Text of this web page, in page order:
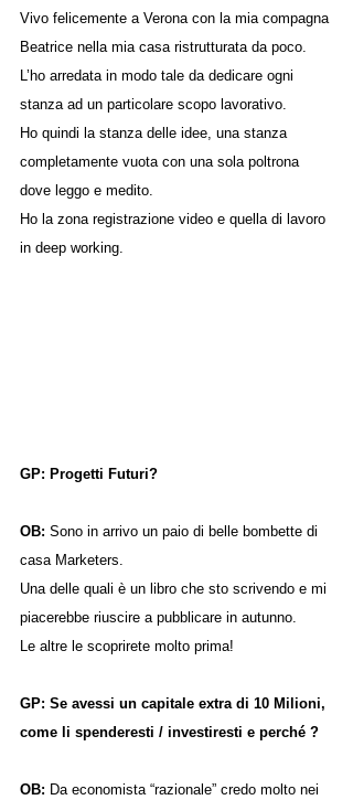
Vivo felicemente a Verona con la mia compagna
Beatrice nella mia casa ristrutturata da poco.
L’ho arredata in modo tale da dedicare ogni
stanza ad un particolare scopo lavorativo.
Ho quindi la stanza delle idee, una stanza
completamente vuota con una sola poltrona
dove leggo e medito.
Ho la zona registrazione video e quella di lavoro
in deep working.
GP: Progetti Futuri?
OB: Sono in arrivo un paio di belle bombette di
casa Marketers.
Una delle quali è un libro che sto scrivendo e mi
piacerebbe riuscire a pubblicare in autunno.
Le altre le scoprirete molto prima!
GP: Se avessi un capitale extra di 10 Milioni,
come li spenderesti / investiresti e perché ?
OB: Da economista “razionale” credo molto nei